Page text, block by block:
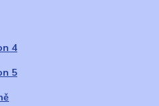
4
5